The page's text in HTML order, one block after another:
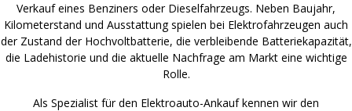
Verkauf eines Benziners oder Dieselfahrzeugs. Neben Baujahr,
Kilometerstand und Ausstattung spielen bei Elektrofahrzeugen auch
der Zustand der Hochvoltbatterie, die verbleibende Batteriekapazität,
die Ladehistorie und die aktuelle Nachfrage am Markt eine wichtige
Rolle.
Als Spezialist für den Elektroauto-Ankauf kennen wir den